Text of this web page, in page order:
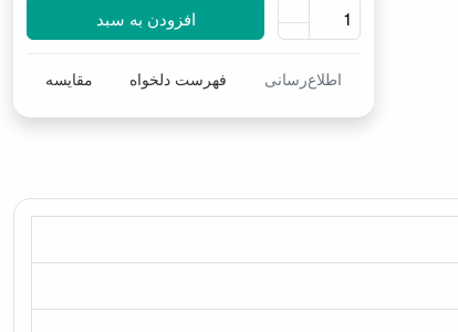
افزودن به سبد
اطلاع‌رسانی فهرست دلخواه مقایسه